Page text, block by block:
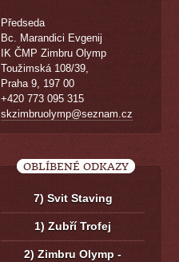
Předseda
Bc. Marandici Evgenij
IK ČMP Zimbru Olymp
Toužimská 108/39,
Praha 9, 197 00
+420 773 095 315
skzimbruolymp@seznam.cz
OBLÍBENÉ ODKAZY
7) Svit Staving
1) Zubří Trofej
2) Zimbru Olymp -